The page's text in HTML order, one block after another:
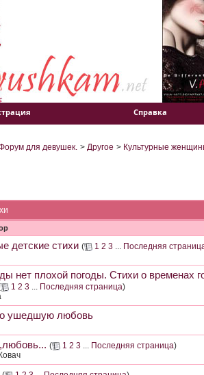
Справка
для девушек. > Другое > Культурные
детские стихи ( 1 2 3 ... Последняя
нет плохой погоды. Стихи о временах
1 2 3 ... Последняя страница)
ушедшую любовь
( 1 2 3 ... Последняя страница)